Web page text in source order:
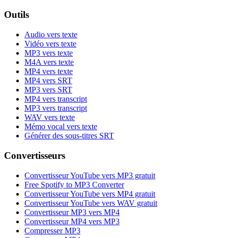
Outils
Audio vers texte
Vidéo vers texte
MP3 vers texte
M4A vers texte
MP4 vers texte
MP4 vers SRT
MP3 vers SRT
MP4 vers transcript
MP3 vers transcript
WAV vers texte
Mémo vocal vers texte
Générer des sous-titres SRT
Convertisseurs
Convertisseur YouTube vers MP3 gratuit
Free Spotify to MP3 Converter
Convertisseur YouTube vers MP4 gratuit
Convertisseur YouTube vers WAV gratuit
Convertisseur MP3 vers MP4
Convertisseur MP4 vers MP3
Compresser MP3